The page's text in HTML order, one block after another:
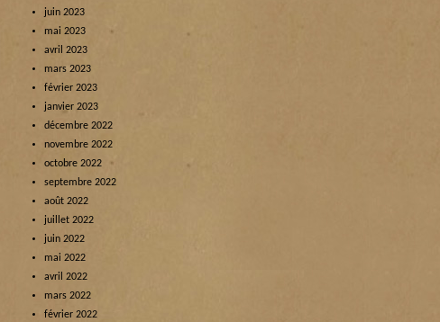
juin 2023
mai 2023
avril 2023
mars 2023
février 2023
janvier 2023
décembre 2022
novembre 2022
octobre 2022
septembre 2022
août 2022
juillet 2022
juin 2022
mai 2022
avril 2022
mars 2022
février 2022